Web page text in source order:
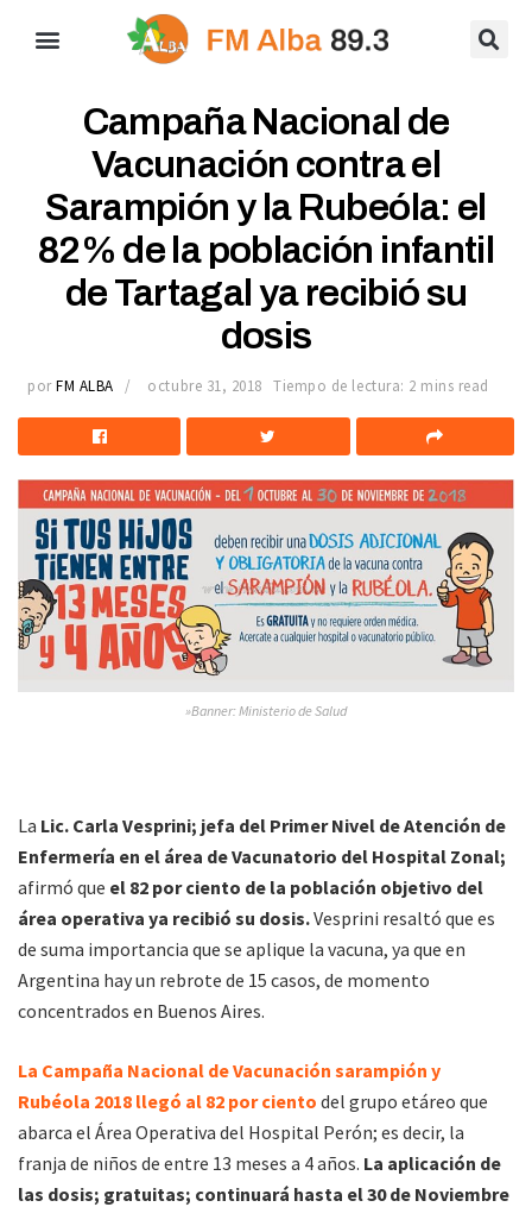
Campaña Nacional de
Vacunación contra el
Sarampión y la Rubeóla: el
82% de la población infantil
de Tartagal ya recibió su
dosis
por FM ALBA octubre 31, 2018 Tiempo de lectura: 2 mins read
»Banner: Ministerio de Salud
La Lic. Carla Vesprini; jefa del Primer Nivel de Atención de
Enfermería en el área de Vacunatorio del Hospital Zonal;
afirmó que el 82 por ciento de la población objetivo del
área operativa ya recibió su dosis.Vesprini resaltó que es
de suma importancia que se aplique la vacuna, ya que en
Argentina hay un rebrote de 15 casos, de momento
concentrados en Buenos Aires.
La Campaña Nacional de Vacunación sarampión y
Rubéola 2018 llegó al 82 por ciento del grupo etáreo que
abarca el Área Operativa del Hospital Perón; es decir, la
franja de niños de entre 13 meses a 4 años. La aplicación de
las dosis; gratuitas; continuará hasta el 30 de Noviembre